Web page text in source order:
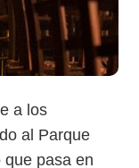
a los
al Parque
pasa en